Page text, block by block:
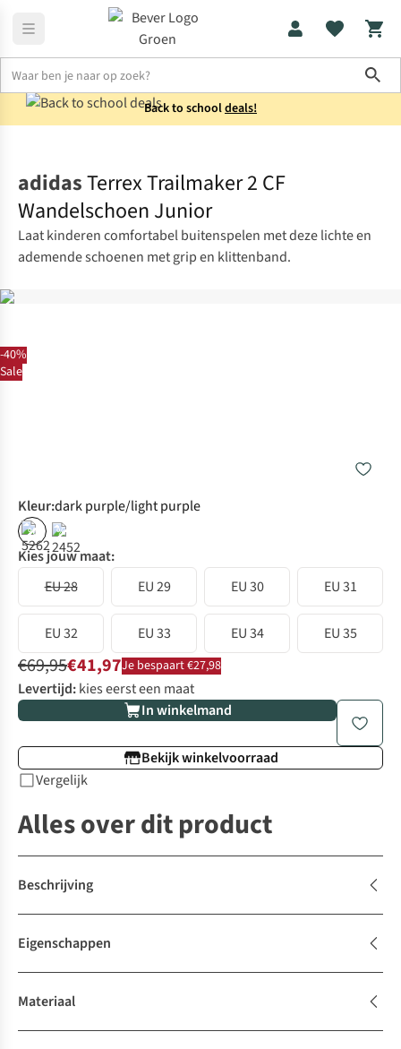
Back to schooldeals!
-40%
Sale
adidasTerrex Trailmaker 2 CF
Wandelschoen Junior
Laat kinderen comfortabel buitenspelen met deze lichte en
ademende schoenen met grip en klittenband.
Kleur:dark purple/light purple
% %
Kies jouw maat:
EU 28
EU 29 EU 30 EU 31
EU 32 EU 33 EU 34 EU 35
€69,95€41,97Je bespaart €27,98
Levertijd:kies eerst een maat
In winkelmand
Bekijk winkelvoorraad
Vergelijk
Alles over dit product
Beschrijving
Eigenschappen
Materiaal